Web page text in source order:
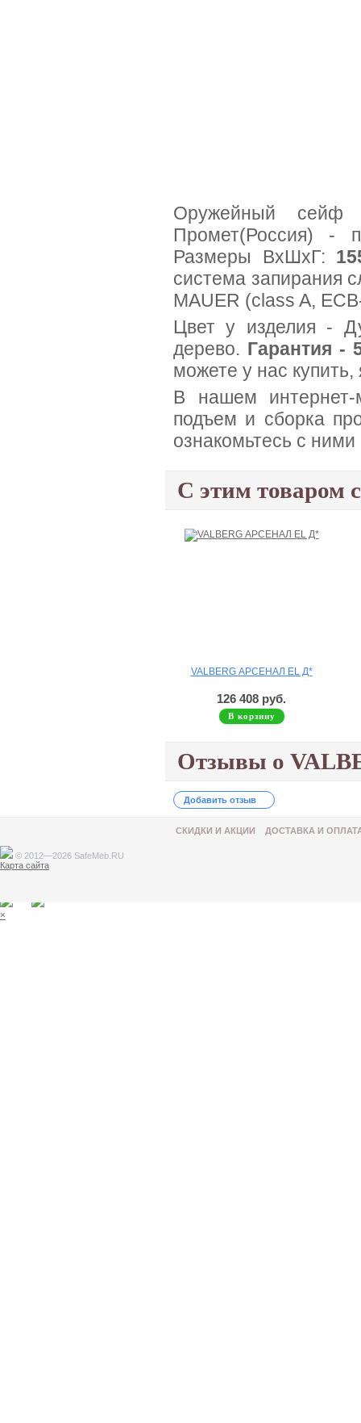
Оружейный
Промет(Россия) -
Размеры ВхШхГ:
система запирания
MAUER (class A,
Цвет у изделия -
дерево. Гарантия -
можете у нас купить,
В нашем интернет-
подъем и сборка
ознакомьтесь с
С этим товаром
VALBERG АРСЕНАЛ EL Д*
126 408 руб.
В корзину
Отзывы о
Добавить отзыв
© 2012—2026 SafeMeb.RU
Карта сайта
СКИДКИ И АКЦИИ ДОСТАВКА И
×